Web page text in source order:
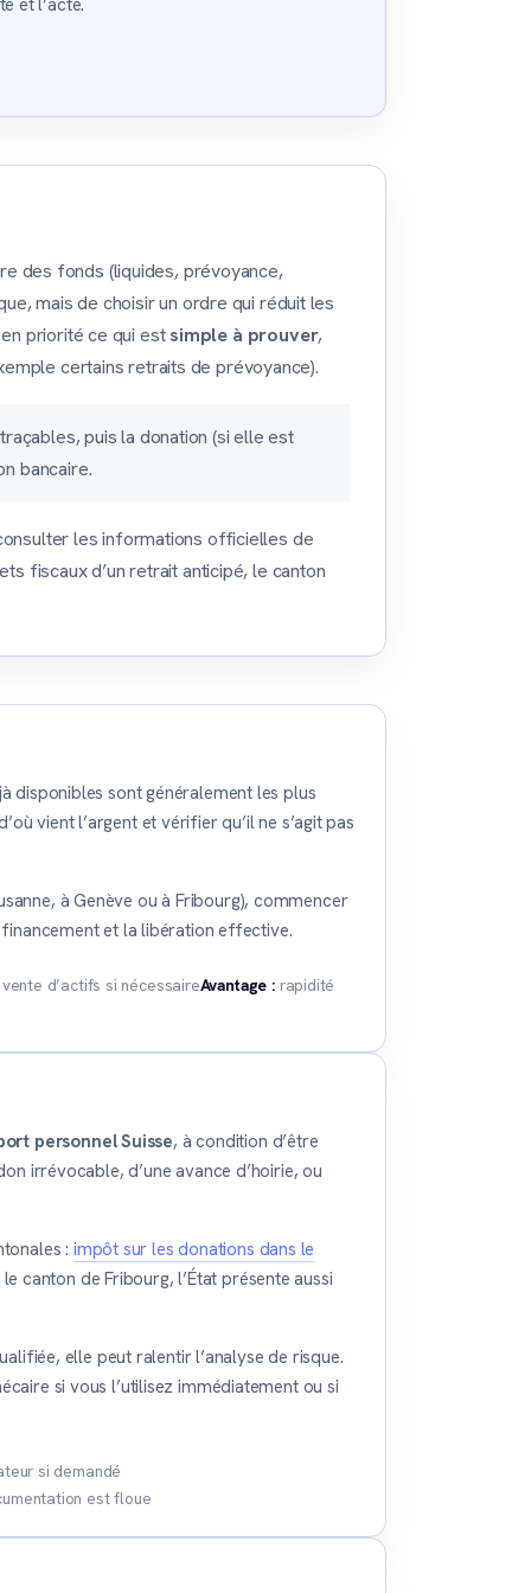
et l’acte.
des fonds (liquides, prévoyance,
mais de choisir un ordre qui réduit les
priorité ce qui estsimple à prouver,
certains retraits de prévoyance).
puis la donation (si elle est
bancaire.
les informations officielles de
fiscaux d’un retrait anticipé, le canton
disponibles sont généralement les plus
vient l’argent et vérifier qu’il ne s’agit pas
à Genève ou à Fribourg), commencer
et la libération effective.
d’actifs si nécessaireAvantage :rapidité
personnel Suisse, à condition d’être
irrévocable, d’une avance d’hoirie, ou
: impôt sur les donations dans le
le canton de Fribourg, l’État présente aussi
elle peut ralentir l’analyse de risque.
si vous l’utilisez immédiatement ou si
si demandé
est floue